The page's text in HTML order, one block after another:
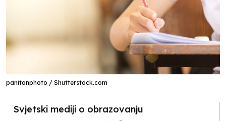
panitanphoto / Shutterstock.com
Svjetski mediji o obrazovanju